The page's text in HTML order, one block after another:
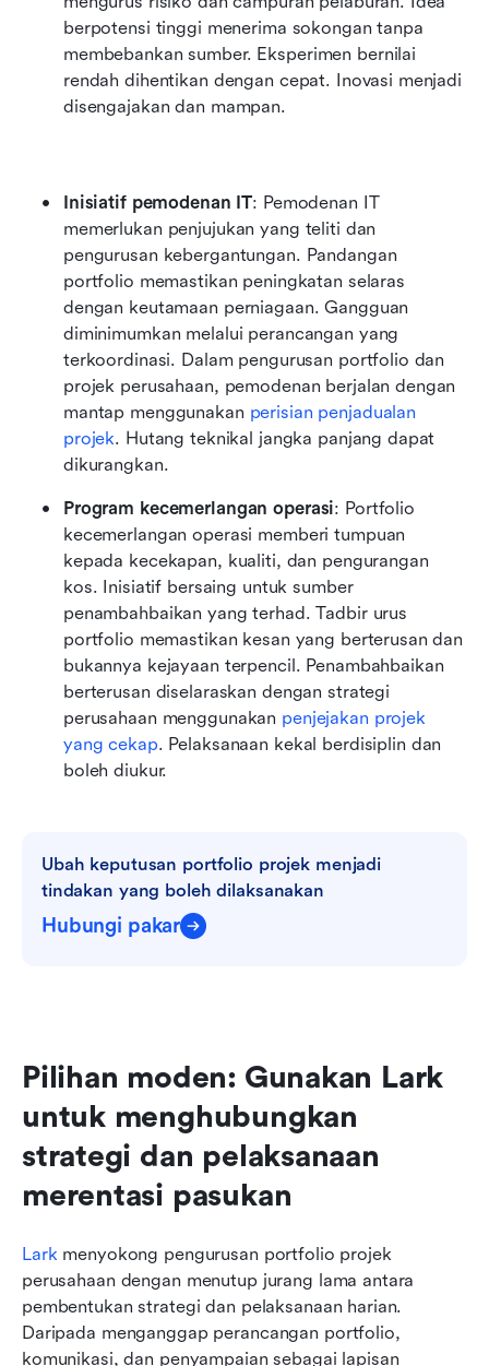
berpotensi tinggi menerima sokongan tanpa
membebankan sumber. Eksperimen bernilai
rendah dihentikan dengan cepat. Inovasi menjadi
disengajakan dan mampan.
Inisiatif pemodenan IT: Pemodenan IT
memerlukan penjujukan yang teliti dan
pengurusan kebergantungan. Pandangan
portfolio memastikan peningkatan selaras
dengan keutamaan perniagaan. Gangguan
diminimumkan melalui perancangan yang
terkoordinasi. Dalam pengurusan portfolio dan
projek perusahaan, pemodenan berjalan dengan
mantap menggunakan perisian penjadualan
projek. Hutang teknikal jangka panjang dapat
dikurangkan.
Program kecemerlangan operasi: Portfolio
kecemerlangan operasi memberi tumpuan
kepada kecekapan, kualiti, dan pengurangan
kos. Inisiatif bersaing untuk sumber
penambahbaikan yang terhad. Tadbir urus
portfolio memastikan kesan yang berterusan dan
bukannya kejayaan terpencil. Penambahbaikan
berterusan diselaraskan dengan strategi
perusahaan menggunakan penjejakan projek
yang cekap. Pelaksanaan kekal berdisiplin dan
boleh diukur.
Ubah keputusan portfolio projek menjadi
tindakan yang boleh dilaksanakan
Hubungi pakar
Pilihan moden: Gunakan Lark
untuk menghubungkan
strategi dan pelaksanaan
merentasi pasukan
Lark menyokong pengurusan portfolio projek
perusahaan dengan menutup jurang lama antara
pembentukan strategi dan pelaksanaan harian.
Daripada menganggap perancangan portfolio,
komunikasi, dan penyampaian sebagai lapisan